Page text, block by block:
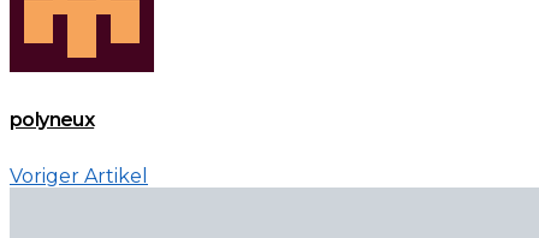
polyneux
Voriger Artikel